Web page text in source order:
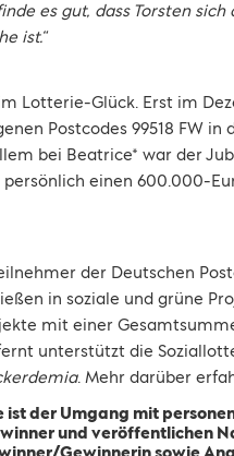
es gut, dass Torsten
ist.“
Lotterie-Glück. Erst im
Postcodes 99518 FW
bei Beatrice* war der
einen 600.000-
der Deutschen
in soziale und grüne
mit einer
unterstützt die
. Mehr darüber
ist der Umgang mit
und veröffentlichen
Gewinnerin sowie